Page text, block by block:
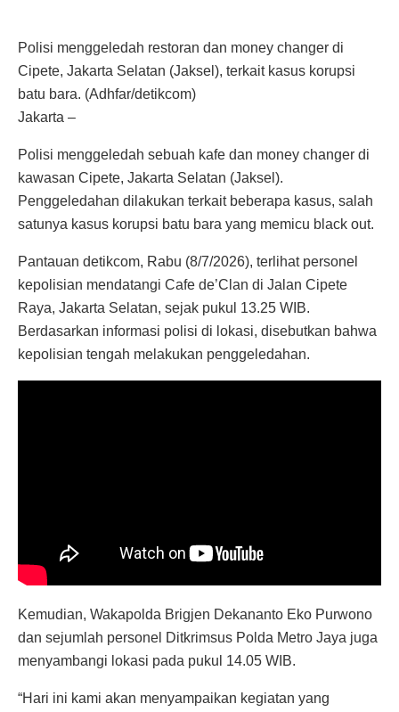
Polisi menggeledah restoran dan money changer di
Cipete, Jakarta Selatan (Jaksel), terkait kasus korupsi
batu bara. (Adhfar/detikcom)
Jakarta –
Polisi menggeledah sebuah kafe dan money changer di
kawasan Cipete, Jakarta Selatan (Jaksel).
Penggeledahan dilakukan terkait beberapa kasus, salah
satunya kasus korupsi batu bara yang memicu black out.
Pantauan detikcom, Rabu (8/7/2026), terlihat personel
kepolisian mendatangi Cafe de’Clan di Jalan Cipete
Raya, Jakarta Selatan, sejak pukul 13.25 WIB.
Berdasarkan informasi polisi di lokasi, disebutkan bahwa
kepolisian tengah melakukan penggeledahan.
Kemudian, Wakapolda Brigjen Dekananto Eko Purwono
dan sejumlah personel Ditkrimsus Polda Metro Jaya juga
menyambangi lokasi pada pukul 14.05 WIB.
“Hari ini kami akan menyampaikan kegiatan yang